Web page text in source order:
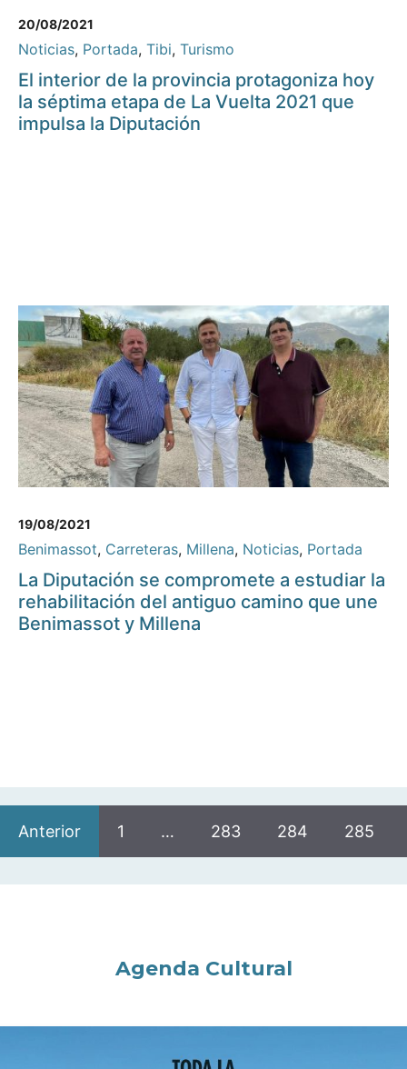
20/08/2021
Noticias, Portada, Tibi, Turismo
El interior de la provincia protagoniza hoy
la séptima etapa de La Vuelta 2021 que
impulsa la Diputación
19/08/2021
Benimassot, Carreteras, Millena, Noticias, Portada
La Diputación se compromete a estudiar la
rehabilitación del antiguo camino que une
Benimassot y Millena
Anterior 1 … 283 284 285
Agenda Cultural